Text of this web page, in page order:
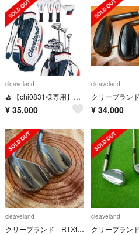
cleaveland
⛳️ 【chi0831様専用】Cleveland/クリーブランド★ゴルフクラブ
¥ 35,000
cleaveland
¥ 34,000
cleaveland
クリーブランド RTXfullface56 zipcore50 2本セット
cleaveland